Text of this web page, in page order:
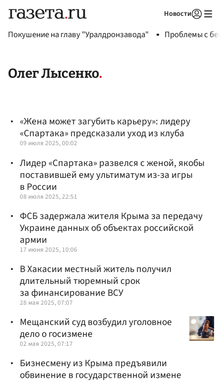
Новости
Покушение на главу "Уралдронзавода" Проблемы с
Олег Лысенко
«Жена может загубить карьеру»: лидеру
«Спартака» предсказали уход из клуба
09 июля 2025, 00:02
Лидер «Спартака» развелся с женой, якобы
поставившей ему ультиматум из-за игры
в России
08 июля 2025, 22:51
ФСБ задержала жителя Крыма за передачу
Украине данных об объектах российской
армии
17 июня 2025, 10:06
В Хакасии местный житель получил
длительный тюремный срок
за финансирование ВСУ
28 мая 2025, 07:07
Мещанский суд возбудил уголовное
дело о госизмене
02 мая 2025, 07:17
Бизнесмену из Крыма предъявили
обвинение в государственной измене